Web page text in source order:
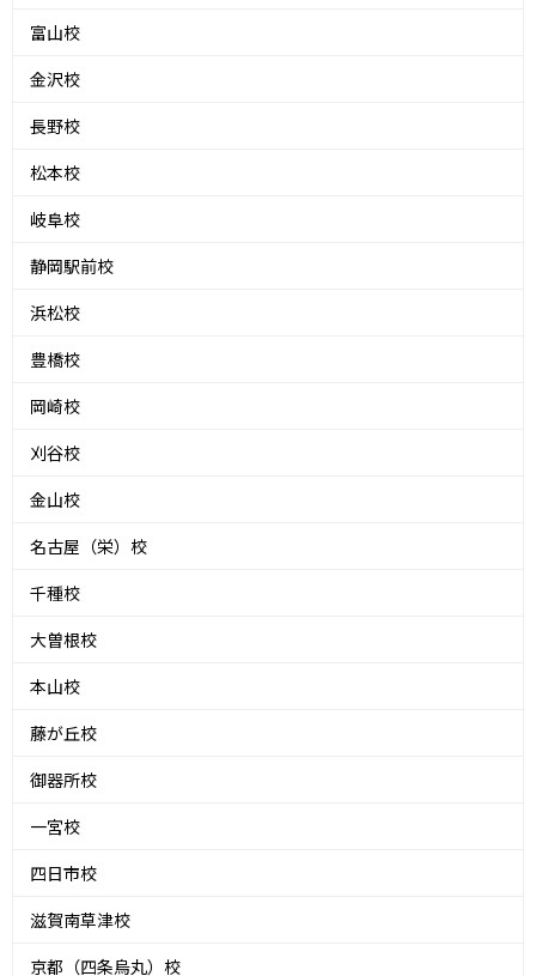
富山校
金沢校
長野校
松本校
岐阜校
静岡駅前校
浜松校
豊橋校
岡崎校
刈谷校
金山校
名古屋（栄）校
千種校
大曽根校
本山校
藤が丘校
御器所校
一宮校
四日市校
滋賀南草津校
京都（四条烏丸）校